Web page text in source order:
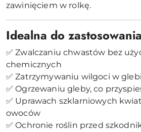
zawinięciem w rolkę.
Idealna do
✅ Zwalczaniu chwastów bez
chemicznych
✅ Zatrzymywaniu wilgoci w
✅ Ogrzewaniu gleby, co
✅ Uprawach szklarniowych
owoców
✅ Ochronie roślin przed